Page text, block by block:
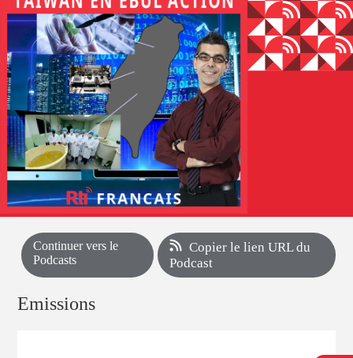
Continuer vers le
Podcasts
Copier le lien URL du
Podcast
Emissions